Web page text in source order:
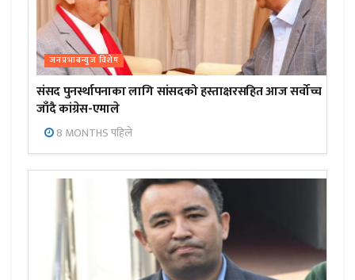
जनप्रभाबन्युज विशेष
संसद पुनर्स्थापनाका लागि सांसदको हस्ताक्षरसहित आज सर्वोच्च
जाँदै कांग्रेस-एमाले
8 MONTHS पहिले